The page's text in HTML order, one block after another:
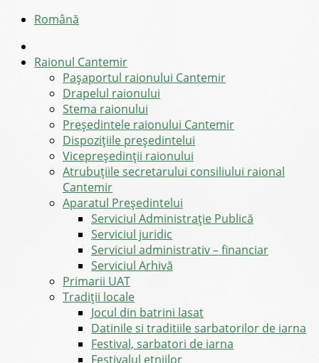
Română
Raionul Cantemir
Pașaportul raionului Cantemir
Drapelul raionului
Stema raionului
Preşedintele raionului Cantemir
Dispozițiile președintelui
Vicepreşedinţii raionului
Atrubuțiile secretarului consiliului raional
Cantemir
Aparatul Preşedintelui
Serviciul Administraţie Publică
Serviciul juridic
Serviciul administrativ – financiar
Serviciul Arhivă
Primarii UAT
Tradiții locale
Jocul din batrini lasat
Datinile si traditiile sarbatorilor de iarna
Festival, sarbatori de iarna
Festivalul etniilor